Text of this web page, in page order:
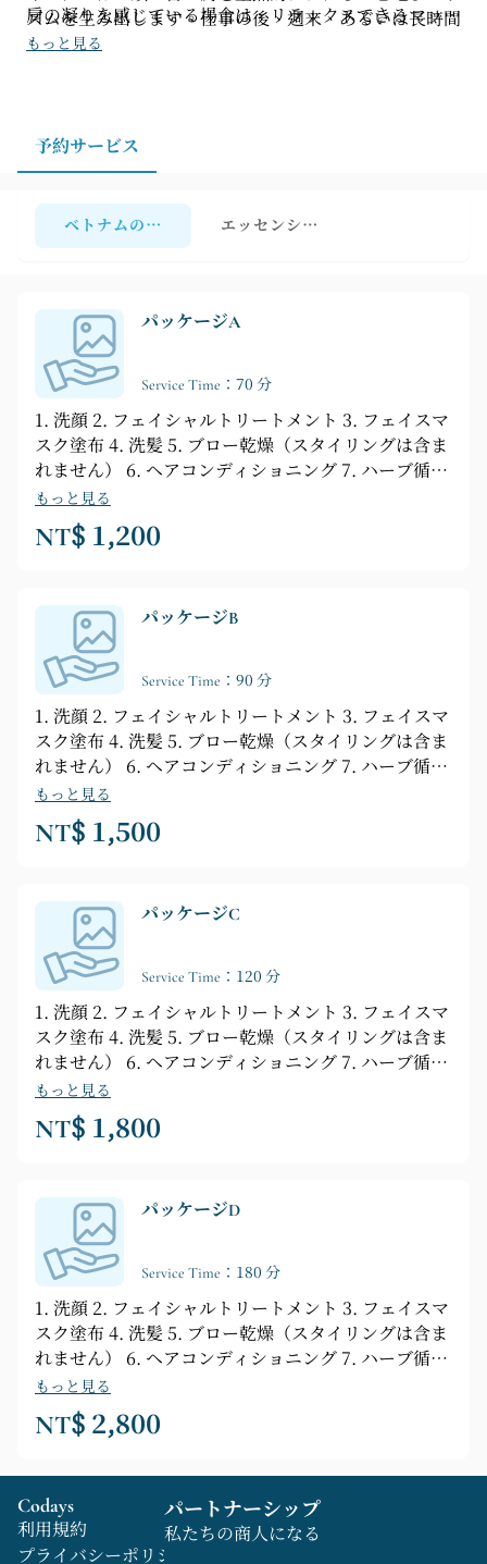
ズムを生み出します。仕事の後、週末、あるいは長時間
の精神的疲労の後など、リラックスしたい時に最適で
肩の凝りを感じている場合は、リラックスできるマッサ
ージと組み合わせることもできます。耳掃除や耳のサー
もっと見る
予約サービス
ベトナムのシャンプーエッセンシャルオイルマッサージ
パッケージA
Service Time：70 分
1. 洗顔 2. フェイシャルトリートメント 3. フェイスマ
スク塗布 4. 洗髪 5. ブロー乾燥（スタイリングは含ま
れません） 6. ヘアコンディショニング 7. ハーブ循環
水マッサージ 8. 肩と首のマッサージ 9. コーヒーと軽
食付き
もっと見る
NT$ 1,200
パッケージB
Service Time：90 分
1. 洗顔 2. フェイシャルトリートメント 3. フェイスマ
スク塗布 4. 洗髪 5. ブロー乾燥（スタイリングは含ま
れません） 6. ヘアコンディショニング 7. ハーブ循環
水マッサージ 8. 肩と首のマッサージ 9. コーヒーと軽
食付き 10. フットバス 11. アイマスク 12. 耳掃除
もっと見る
NT$ 1,500
パッケージC
Service Time：120 分
1. 洗顔 2. フェイシャルトリートメント 3. フェイスマ
スク塗布 4. 洗髪 5. ブロー乾燥（スタイリングは含ま
れません） 6. ヘアコンディショニング 7. ハーブ循環
水マッサージ 8. 肩と首のマッサージ 9. コーヒーと軽
食付き 10. 足湯 11. アイマスク 12. 耳掃除 13. 爪切り
14. 足マッサージ 15. 角質除去 16. 耳キャンドル
もっと見る
NT$ 1,800
パッケージD
Service Time：180 分
1. 洗顔 2. フェイシャルトリートメント 3. フェイスマ
スク塗布 4. 洗髪 5. ブロー乾燥（スタイリングは含ま
れません） 6. ヘアコンディショニング 7. ハーブ循環
水マッサージ 8. 肩と首のマッサージ 9. コーヒーと軽
食付き 10. 足湯 11. アイマスク 12. 耳掃除 13. 爪切り
14. 足マッサージ 15. 角質除去 16. 耳キャンドル
もっと見る
NT$ 2,800
Codays
利用規約
プライバシーポリシー
パートナーシップ
私たちの商人になる